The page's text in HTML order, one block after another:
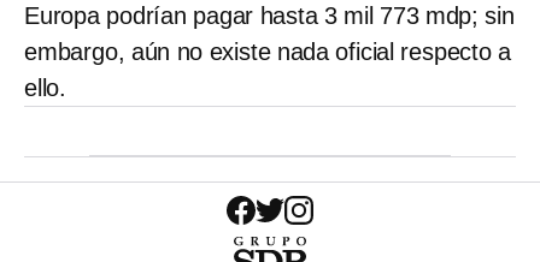
Europa podrían pagar hasta 3 mil 773 mdp; sin
embargo, aún no existe nada oficial respecto a
ello.